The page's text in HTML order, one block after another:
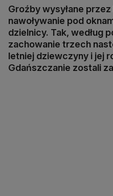
Groźby wysyłane
nawoływanie pod
dzielnicy. Tak, według
zachowanie trzech
letniej dziewczyny i jej
Gdańszczanie zostali